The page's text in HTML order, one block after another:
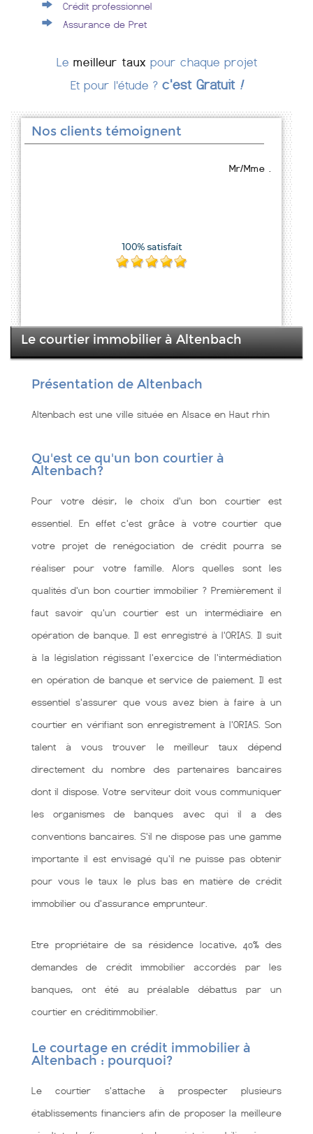
Crédit professionnel
Assurance de Pret
Le meilleur taux pour chaque projet
Et pour l'étude ? c'est Gratuit !
Nos clients témoignent
Mr/Mme .
Le courtier immobilier à Altenbach
Présentation de Altenbach
Altenbach est une ville située en Alsace en Haut rhin
Qu'est ce qu'un bon courtier à
Altenbach?
Pour votre désir, le choix d'un bon courtier est
essentiel. En effet c'est grâce à votre courtier que
votre projet de renégociation de crédit pourra se
réaliser pour votre famille. Alors quelles sont les
qualités d'un bon courtier immobilier ? Premièrement il
faut savoir qu'un courtier est un intermédiaire en
opération de banque. Il est enregistré à l'ORIAS. Il suit
à la législation régissant l'exercice de l'intermédiation
en opération de banque et service de paiement. Il est
essentiel s'assurer que vous avez bien à faire à un
courtier en vérifiant son enregistrement à l'ORIAS. Son
talent à vous trouver le meilleur taux dépend
directement du nombre des partenaires bancaires
dont il dispose. Votre serviteur doit vous communiquer
les organismes de banques avec qui il a des
conventions bancaires. S'il ne dispose pas une gamme
importante il est envisagé qu'il ne puisse pas obtenir
pour vous le taux le plus bas en matière de crédit
immobilier ou d'assurance emprunteur.
Etre propriétaire de sa résidence locative, 40% des
demandes de crédit immobilier accordés par les
banques, ont été au préalable débattus par un
courtier en créditimmobilier.
Le courtage en crédit immobilier à
Altenbach : pourquoi?
Le courtier s'attache à prospecter plusieurs
établissements financiers afin de proposer la meilleure